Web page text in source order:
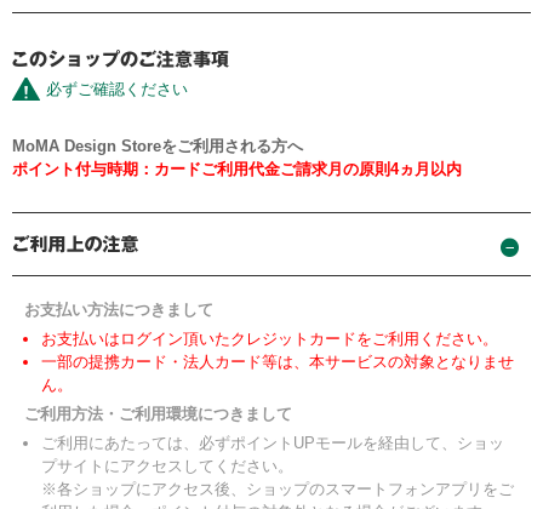
必ずご確認ください
MoMA Design Storeをご利用される方へ
ポイント付与時期：カードご利用代金ご請求月の原則4ヵ月以内
お支払い方法につきまして
お支払いはログイン頂いたクレジットカードをご利用ください。
一部の提携カード・法人カード等は、本サービスの対象となりませ
ん。
ご利用方法・ご利用環境につきまして
ご利用にあたっては、必ずポイントUPモールを経由して、ショッ
プサイトにアクセスしてください。
※各ショップにアクセス後、ショップのスマートフォンアプリをご